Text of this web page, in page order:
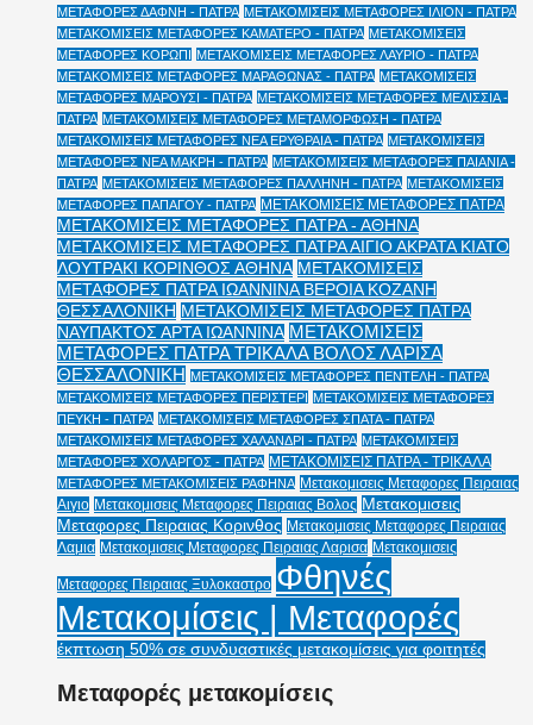
ΜΕΤΑΦΟΡΕΣ ΔΑΦΝΗ - ΠΑΤΡΑ ΜΕΤΑΚΟΜΙΣΕΙΣ ΜΕΤΑΦΟΡΕΣ ΙΛΙΟΝ - ΠΑΤΡΑ
ΜΕΤΑΚΟΜΙΣΕΙΣ ΜΕΤΑΦΟΡΕΣ ΚΑΜΑΤΕΡΟ - ΠΑΤΡΑ ΜΕΤΑΚΟΜΙΣΕΙΣ
ΜΕΤΑΦΟΡΕΣ ΚΟΡΩΠΙ ΜΕΤΑΚΟΜΙΣΕΙΣ ΜΕΤΑΦΟΡΕΣ ΛΑΥΡΙΟ - ΠΑΤΡΑ
ΜΕΤΑΚΟΜΙΣΕΙΣ ΜΕΤΑΦΟΡΕΣ ΜΑΡΑΘΩΝΑΣ - ΠΑΤΡΑ ΜΕΤΑΚΟΜΙΣΕΙΣ
ΜΕΤΑΦΟΡΕΣ ΜΑΡΟΥΣΙ - ΠΑΤΡΑ ΜΕΤΑΚΟΜΙΣΕΙΣ ΜΕΤΑΦΟΡΕΣ ΜΕΛΙΣΣΙΑ -
ΠΑΤΡΑ ΜΕΤΑΚΟΜΙΣΕΙΣ ΜΕΤΑΦΟΡΕΣ ΜΕΤΑΜΟΡΦΩΣΗ - ΠΑΤΡΑ
ΜΕΤΑΚΟΜΙΣΕΙΣ ΜΕΤΑΦΟΡΕΣ ΝΕΑ ΕΡΥΘΡΑΙΑ - ΠΑΤΡΑ ΜΕΤΑΚΟΜΙΣΕΙΣ
ΜΕΤΑΦΟΡΕΣ ΝΕΑ ΜΑΚΡΗ - ΠΑΤΡΑ ΜΕΤΑΚΟΜΙΣΕΙΣ ΜΕΤΑΦΟΡΕΣ ΠΑΙΑΝΙΑ -
ΠΑΤΡΑ ΜΕΤΑΚΟΜΙΣΕΙΣ ΜΕΤΑΦΟΡΕΣ ΠΑΛΛΗΝΗ - ΠΑΤΡΑ ΜΕΤΑΚΟΜΙΣΕΙΣ
ΜΕΤΑΦΟΡΕΣ ΠΑΠΑΓΟΥ - ΠΑΤΡΑ ΜΕΤΑΚΟΜΙΣΕΙΣ ΜΕΤΑΦΟΡΕΣ ΠΑΤΡΑ
ΜΕΤΑΚΟΜΙΣΕΙΣ ΜΕΤΑΦΟΡΕΣ ΠΑΤΡΑ - ΑΘΗΝΑ
ΜΕΤΑΚΟΜΙΣΕΙΣ ΜΕΤΑΦΟΡΕΣ ΠΑΤΡΑ ΑΙΓΙΟ ΑΚΡΑΤΑ ΚΙΑΤΟ
ΛΟΥΤΡΑΚΙ ΚΟΡΙΝΘΟΣ ΑΘΗΝΑ ΜΕΤΑΚΟΜΙΣΕΙΣ
ΜΕΤΑΦΟΡΕΣ ΠΑΤΡΑ ΙΩΑΝΝΙΝΑ ΒΕΡΟΙΑ ΚΟΖΑΝΗ
ΘΕΣΣΑΛΟΝΙΚΗ ΜΕΤΑΚΟΜΙΣΕΙΣ ΜΕΤΑΦΟΡΕΣ ΠΑΤΡΑ
ΝΑΥΠΑΚΤΟΣ ΑΡΤΑ ΙΩΑΝΝΙΝΑ ΜΕΤΑΚΟΜΙΣΕΙΣ
ΜΕΤΑΦΟΡΕΣ ΠΑΤΡΑ ΤΡΙΚΑΛΑ ΒΟΛΟΣ ΛΑΡΙΣΑ
ΘΕΣΣΑΛΟΝΙΚΗ ΜΕΤΑΚΟΜΙΣΕΙΣ ΜΕΤΑΦΟΡΕΣ ΠΕΝΤΕΛΗ - ΠΑΤΡΑ
ΜΕΤΑΚΟΜΙΣΕΙΣ ΜΕΤΑΦΟΡΕΣ ΠΕΡΙΣΤΕΡΙ ΜΕΤΑΚΟΜΙΣΕΙΣ ΜΕΤΑΦΟΡΕΣ
ΠΕΥΚΗ - ΠΑΤΡΑ ΜΕΤΑΚΟΜΙΣΕΙΣ ΜΕΤΑΦΟΡΕΣ ΣΠΑΤΑ - ΠΑΤΡΑ
ΜΕΤΑΚΟΜΙΣΕΙΣ ΜΕΤΑΦΟΡΕΣ ΧΑΛΑΝΔΡΙ - ΠΑΤΡΑ ΜΕΤΑΚΟΜΙΣΕΙΣ
ΜΕΤΑΦΟΡΕΣ ΧΟΛΑΡΓΟΣ - ΠΑΤΡΑ ΜΕΤΑΚΟΜΙΣΕΙΣ ΠΑΤΡΑ - ΤΡΙΚΑΛΑ
ΜΕΤΑΦΟΡΕΣ ΜΕΤΑΚΟΜΙΣΕΙΣ ΡΑΦΗΝΑ Μετακομισεις Μεταφορες Πειραιας
Αιγιο Μετακομισεις Μεταφορες Πειραιας Βολος Μετακομισεις
Μεταφορες Πειραιας Κορινθος Μετακομισεις Μεταφορες Πειραιας
Λαμια Μετακομισεις Μεταφορες Πειραιας Λαρισα Μετακομισεις
Μεταφορες Πειραιας Ξυλοκαστρο Φθηνές
Μετακομίσεις | Μεταφορές
έκπτωση 50% σε συνδυαστικές μετακομίσεις για φοιτητές
Μεταφορές μετακομίσεις